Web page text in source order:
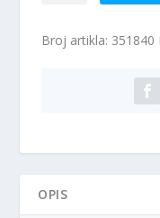
dizalicu
Broj artikla: 351840
OPIS